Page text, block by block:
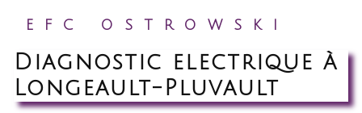
EFC OSTROWSKI
diagnostic electrique à
Longeault-Pluvault